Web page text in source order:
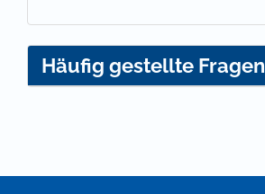
Häufig gestellte Fragen